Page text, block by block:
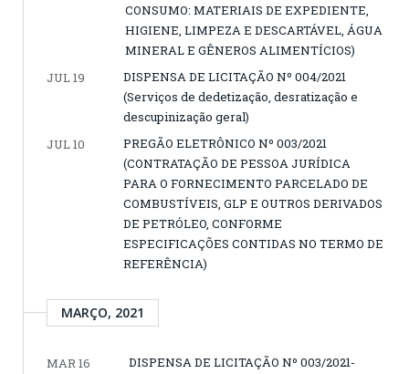
CONSUMO: MATERIAIS DE EXPEDIENTE,
HIGIENE, LIMPEZA E DESCARTÁVEL, ÁGUA
MINERAL E GÊNEROS ALIMENTÍCIOS)
JUL 19
DISPENSA DE LICITAÇÃO Nº 004/2021
(Serviços de dedetização, desratização e
descupinização geral)
JUL 10
PREGÃO ELETRÔNICO Nº 003/2021
(CONTRATAÇÃO DE PESSOA JURÍDICA
PARA O FORNECIMENTO PARCELADO DE
COMBUSTÍVEIS, GLP E OUTROS DERIVADOS
DE PETRÓLEO, CONFORME
ESPECIFICAÇÕES CONTIDAS NO TERMO DE
REFERÊNCIA)
MARÇO, 2021
MAR 16
DISPENSA DE LICITAÇÃO Nº 003/2021-